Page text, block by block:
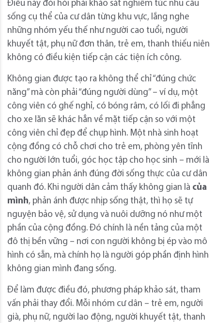
Điều này đòi hỏi phải khảo sát nghiêm túc nhu cầu
sống cụ thể của cư dân từng khu vực, lắng nghe
những nhóm yếu thế như người cao tuổi, người
khuyết tật, phụ nữ đơn thân, trẻ em, thanh thiếu niên
không có điều kiện tiếp cận các tiện ích công.
Không gian được tạo ra không thể chỉ “đúng chức
năng” mà còn phải “đúng người dùng” – ví dụ, một
công viên có ghế nghỉ, có bóng râm, có lối đi phẳng
cho xe lăn sẽ khác hẳn về mặt tiếp cận so với một
công viên chỉ đẹp để chụp hình. Một nhà sinh hoạt
cộng đồng có chỗ chơi cho trẻ em, phòng yên tĩnh
cho người lớn tuổi, góc học tập cho học sinh – mới là
không gian phản ánh đúng đời sống thực của cư dân
quanh đó. Khi người dân cảm thấy không gian là của
mình, phản ánh được nhịp sống thật, thì họ sẽ tự
nguyện bảo vệ, sử dụng và nuôi dưỡng nó như một
phần của cộng đồng. Đó chính là nền tảng của một
đô thị bền vững – nơi con người không bị ép vào mô
hình có sẵn, mà chính họ là người góp phần định hình
không gian mình đang sống.
Để làm được điều đó, phương pháp khảo sát, tham
vấn phải thay đổi. Mỗi nhóm cư dân – trẻ em, người
già, phụ nữ, người lao động, người khuyết tật, thanh